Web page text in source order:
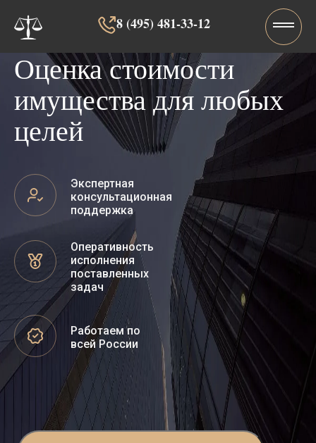
8 (495) 481-33-12‬‬
Оценка стоимости
имущества для любых
целей
Экспертная
консультационная
поддержка
Оперативность
исполнения
поставленных
задач
Работаем по
всей России